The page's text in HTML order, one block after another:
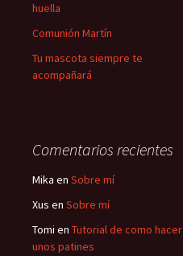
huella
Comunión Martín
Tu mascota siempre te
acompañará
Comentarios recientes
Mika en Sobre mí
Xus en Sobre mí
Tomi en Tutorial de como hacer
unos patines